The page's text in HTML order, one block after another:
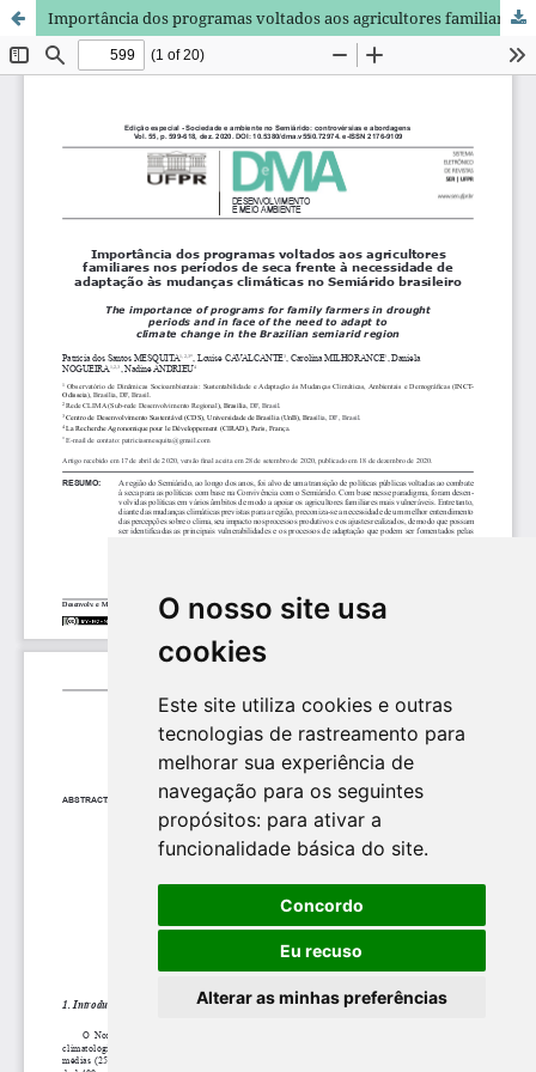
O nosso site usa
cookies
Este site utiliza cookies e outras
tecnologias de rastreamento para
melhorar sua experiência de
navegação para os seguintes
propósitos: para ativar a
funcionalidade básica do site.
Concordo
Eu recuso
Alterar as minhas preferências
Importância dos programas voltados aos agricultores familiares nos períodos de seca e frente à necessidade de adaptação às mudanças climáticas no Semiárido brasileiro